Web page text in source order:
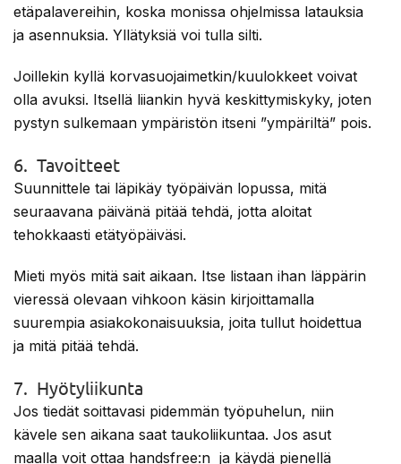
etäpalavereihin, koska monissa ohjelmissa latauksia
ja asennuksia. Yllätyksiä voi tulla silti.
Joillekin kyllä korvasuojaimetkin/kuulokkeet voivat
olla avuksi. Itsellä liiankin hyvä keskittymiskyky, joten
pystyn sulkemaan ympäristön itseni ”ympäriltä” pois.
6. Tavoitteet
Suunnittele tai läpikäy työpäivän lopussa, mitä
seuraavana päivänä pitää tehdä, jotta aloitat
tehokkaasti etätyöpäiväsi.
Mieti myös mitä sait aikaan. Itse listaan ihan läppärin
vieressä olevaan vihkoon käsin kirjoittamalla
suurempia asiakokonaisuuksia, joita tullut hoidettua
ja mitä pitää tehdä.
7. Hyötyliikunta
Jos tiedät soittavasi pidemmän työpuhelun, niin
kävele sen aikana saat taukoliikuntaa. Jos asut
maalla voit ottaa handsfree:n ja käydä pienellä